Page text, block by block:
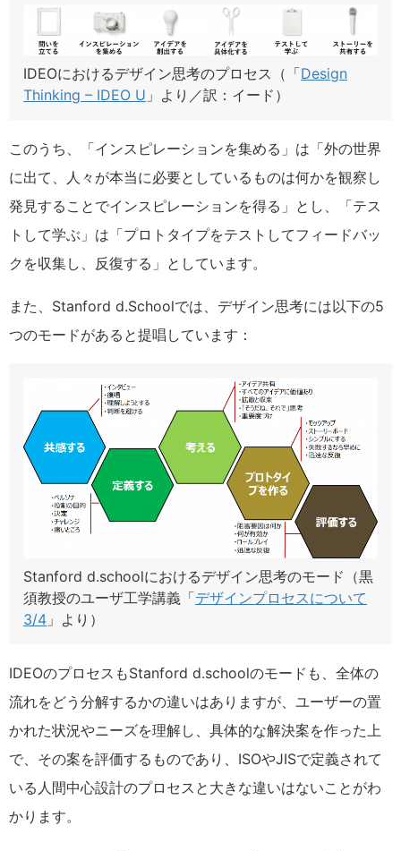
IDEOにおけるデザイン思考のプロセス（「Design
Thinking – IDEO U 」より／訳：イード）
このうち、「インスピレーションを集める」は「外の世界
に出て、人々が本当に必要としているものは何かを観察し
発見することでインスピレーションを得る」とし、「テス
トして学ぶ」は「プロトタイプをテストしてフィードバッ
クを収集し、反復する」としています。
また、Stanford d.Schoolでは、デザイン思考には以下の5
つのモードがあると提唱しています：
Stanford d.schoolにおけるデザイン思考のモード（黒
須教授のユーザ工学講義「デザインプロセスについて
3/4 」より）
IDEOのプロセスもStanford d.schoolのモードも、全体の
流れをどう分解するかの違いはありますが、ユーザーの置
かれた状況やニーズを理解し、具体的な解決案を作った上
で、その案を評価するものであり、ISOやJISで定義されて
いる人間中心設計のプロセスと大きな違いはないことがわ
かります。